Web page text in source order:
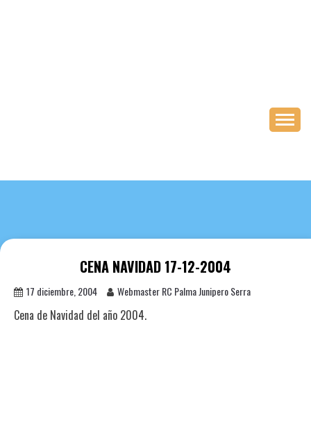
CENA NAVIDAD 17-12-2004
17 diciembre, 2004 Webmaster RC Palma Junipero Serra
Cena de Navidad del año 2004.